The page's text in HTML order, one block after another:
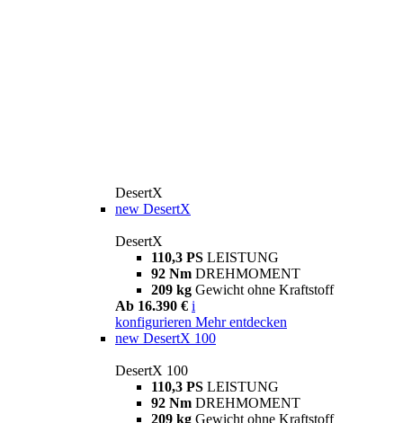
DesertX
new DesertX
DesertX
110,3 PS LEISTUNG
92 Nm DREHMOMENT
209 kg Gewicht ohne Kraftstoff
Ab 16.390 € i
konfigurieren Mehr entdecken
new DesertX 100
DesertX 100
110,3 PS LEISTUNG
92 Nm DREHMOMENT
209 kg Gewicht ohne Kraftstoff